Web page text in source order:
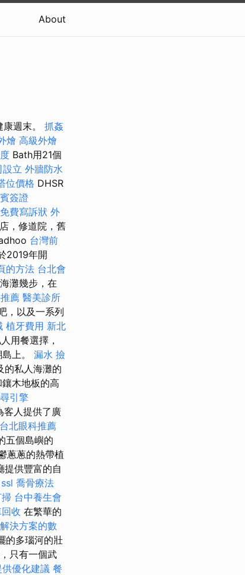
About
週末。 抓姦
燴 高級外燴
Bath用21個
設立 外牆防水
位價格 DHSR
簽證
免費寫訴狀 外
，修道院，舊
台灣前
2019年開
的方法 台北會
灘幾步，在
薦 醫美診所
，以及一系列
植牙費用 新北
用餐選擇，
上。 漏水 撿
的私人海灘的
木地板的高
引擎
客人提供了廣
台北眼科推薦
五個島嶼的
蔥蔥的熱帶植
提供豐富的自
ssl 喬骨療法
掃 台中養生會
收 在繁華的
決方案的數
的多瑙河的壯
只有一個武
優化建議 餐